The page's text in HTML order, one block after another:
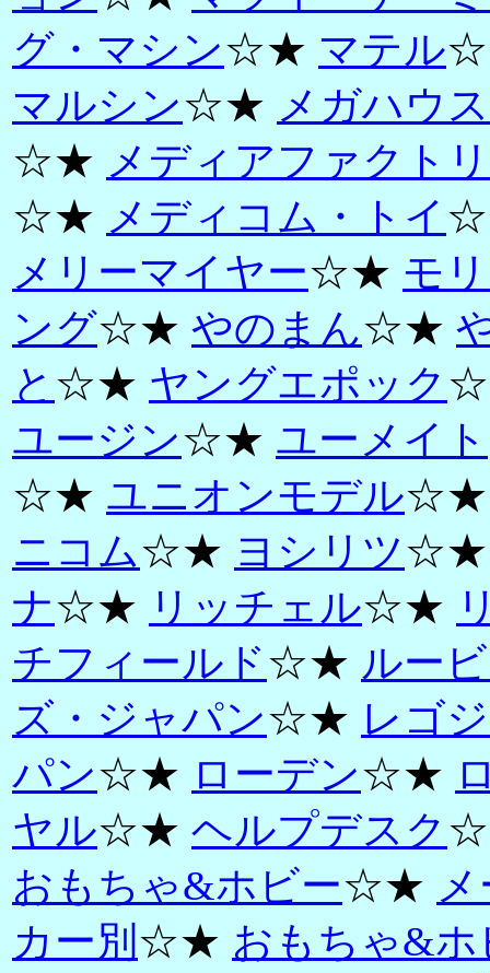
グ・マシン☆★ マテル
マルシン☆★ メガハウス
☆★ メディアファクト
☆★ メディコム・トイ
メリーマイヤー☆★ モ
ング☆★ やのまん☆★
と ☆★ ヤングエポック
ユージン☆★ ユーメイト
☆★ ユニオンモデル
ニコム☆★ ヨシリツ
ナ☆★ リッチェル☆★
チフィールド☆★ ルー
ズ・ジャパン☆★ レゴ
パン☆★ ローデン☆★
ヤル☆★ ヘルプデスク
おもちゃ&ホビー☆★
カー別 ☆★ おもちゃ&ホ